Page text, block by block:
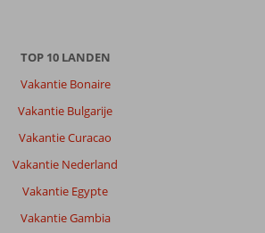
TOP 10 LANDEN
Vakantie Bonaire
Vakantie Bulgarije
Vakantie Curacao
Vakantie Nederland
Vakantie Egypte
Vakantie Gambia